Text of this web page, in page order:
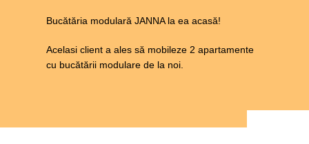
Bucătăria modulară JANNA la ea acasă!
Acelasi client a ales să mobileze 2 apartamente
cu bucătării modulare de la noi.